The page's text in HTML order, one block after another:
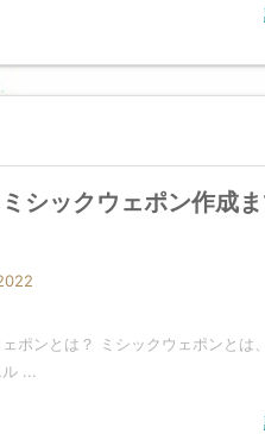
シックウェポン作成
ェポンとは？ ミシックウェポンとは
...